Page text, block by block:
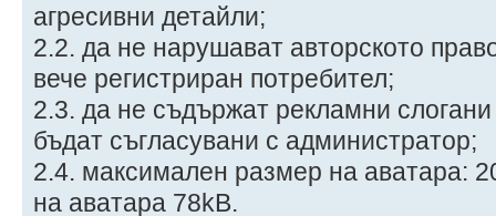
агресивни детайли;
2.2. да не нарушават авторското
вече регистриран потребител;
2.3. да не съдържат рекламни
бъдат съгласувани с администратор;
2.4. максимален размер на аватара:
на аватара 78kB.